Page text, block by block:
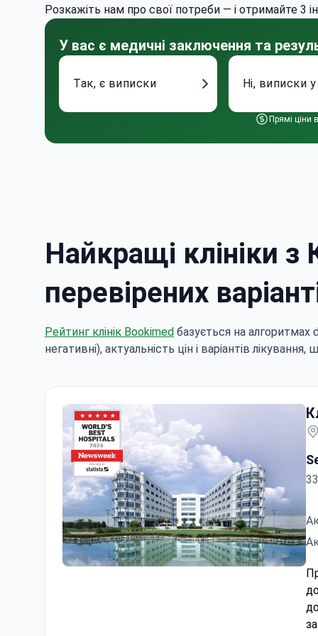
Розкажіть нам про свої потреби — і отримайте 3
У вас є медичні заключення та
Так, є виписки Ні, виписки у
Прямі ціни
Найкращі клініки
перевірених
Рейтинг клінік Bookimed базується на алгоритмах
негативні), актуальність цін і варіантів